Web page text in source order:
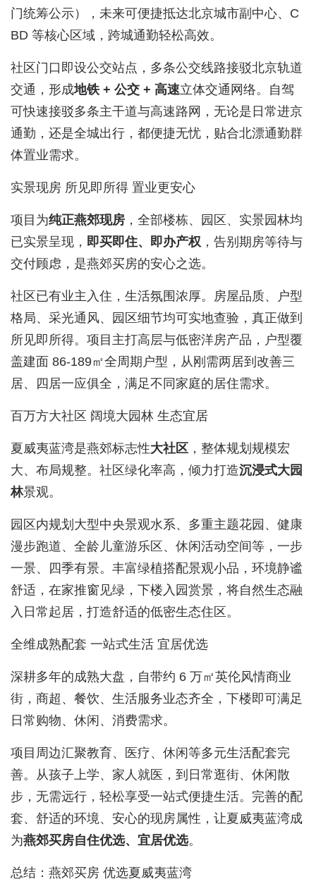
门统筹公示），未来可便捷抵达北京城市副中心、C
BD 等核心区域，跨城通勤轻松高效。
社区门口即设公交站点，多条公交线路接驳北京轨道
交通，形成地铁 + 公交 + 高速立体交通网络。自驾
可快速接驳多条主干道与高速路网，无论是日常进京
通勤，还是全城出行，都便捷无忧，贴合北漂通勤群
体置业需求。
实景现房 所见即所得 置业更安心
项目为纯正燕郊现房 ，全部楼栋、园区、实景园林均
已实景呈现， 即买即住、即办产权 ，告别期房等待与
交付顾虑，是燕郊买房的安心之选。
社区已有业主入住，生活氛围浓厚。房屋品质、户型
格局、采光通风、园区细节均可实地查验，真正做到
所见即所得。项目主打高层与低密洋房产品，户型覆
盖建面 86-189㎡全周期户型，从刚需两居到改善三
居、四居一应俱全，满足不同家庭的居住需求。
百万方大社区 阔境大园林 生态宜居
夏威夷蓝湾是燕郊标志性大社区 ，整体规划规模宏
大、布局规整。社区绿化率高，倾力打造沉浸式大园
林景观。
园区内规划大型中央景观水系、多重主题花园、健康
漫步跑道、全龄儿童游乐区、休闲活动空间等，一步
一景、四季有景。丰富绿植搭配景观小品，环境静谧
舒适，在家推窗见绿，下楼入园赏景，将自然生态融
入日常起居，打造舒适的低密生态住区。
全维成熟配套 一站式生活 宜居优选
深耕多年的成熟大盘，自带约 6 万㎡英伦风情商业
街，商超、餐饮、生活服务业态齐全，下楼即可满足
日常购物、休闲、消费需求。
项目周边汇聚教育、医疗、休闲等多元生活配套完
善。从孩子上学、家人就医，到日常逛街、休闲散
步，无需远行，轻松享受一站式便捷生活。完善的配
套、舒适的环境、安心的现房属性，让夏威夷蓝湾成
为燕郊买房自住优选、宜居优选。
总结：燕郊买房 优选夏威夷蓝湾